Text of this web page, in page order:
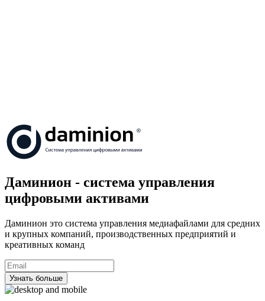
Даминион - система управления
цифровыми активами
Даминион это система управления медиафайлами для средних
и крупных компаний, производственных предприятий и
креативных команд
Узнать больше